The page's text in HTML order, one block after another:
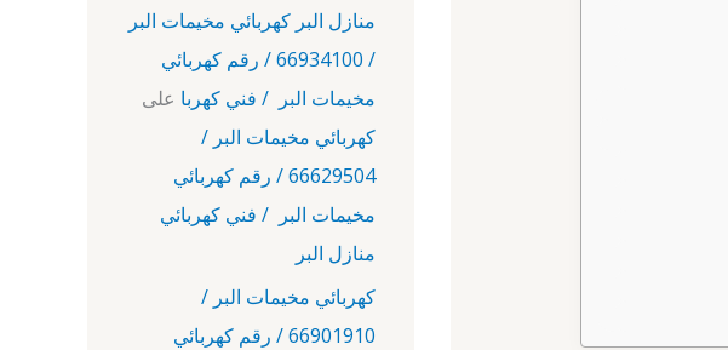
منازل البر كهربائي مخيمات البر
/ 66934100 / رقم كهربائي
مخيمات البر / فني كهربا على
كهربائي مخيمات البر /
66629504 / رقم كهربائي
مخيمات البر / فني كهربائي
منازل البر
كهربائي مخيمات البر /
66901910 / رقم كهربائي